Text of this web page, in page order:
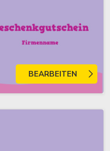
BEARBEITEN